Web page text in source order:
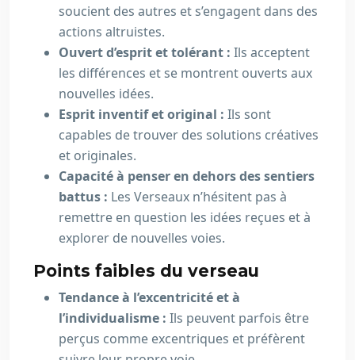
soucient des autres et s’engagent dans des
actions altruistes.
Ouvert d’esprit et tolérant : Ils acceptent
les différences et se montrent ouverts aux
nouvelles idées.
Esprit inventif et original : Ils sont
capables de trouver des solutions créatives
et originales.
Capacité à penser en dehors des sentiers
battus : Les Verseaux n’hésitent pas à
remettre en question les idées reçues et à
explorer de nouvelles voies.
Points faibles du verseau
Tendance à l’excentricité et à
l’individualisme : Ils peuvent parfois être
perçus comme excentriques et préfèrent